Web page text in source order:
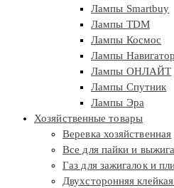
Лампы Smartbuy
Лампы TDM
Лампы Космос
Лампы Навигатор
Лампы ОНЛАЙТ
Лампы Спутник
Лампы Эра
Хозяйственные товары
Веревка хозяйственная
Все для пайки и
Газ для зажигалок и
Двухсторонняя